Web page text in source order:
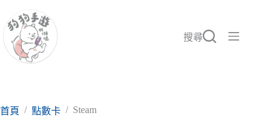
至
要
搜尋
首頁 / 點數卡 / Steam